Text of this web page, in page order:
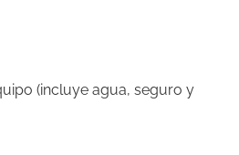
(incluye agua, seguro y